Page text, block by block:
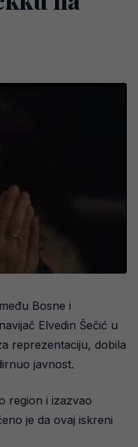
Bosne i
Elvedin Šečić u
reprezentaciju, dobila
javnost.
region i izazvao
je da ovaj iskreni